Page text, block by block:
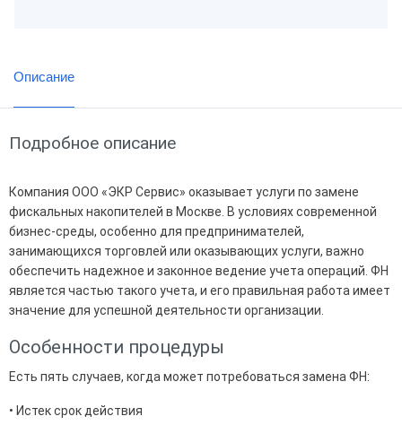
Описание
Подробное описание
Компания ООО «ЭКР Сервис» оказывает услуги по замене
фискальных накопителей в Москве. В условиях современной
бизнес-среды, особенно для предпринимателей,
занимающихся торговлей или оказывающих услуги, важно
обеспечить надежное и законное ведение учета операций. ФН
является частью такого учета, и его правильная работа имеет
значение для успешной деятельности организации.
Особенности процедуры
Есть пять случаев, когда может потребоваться замена ФН:
• Истек срок действия